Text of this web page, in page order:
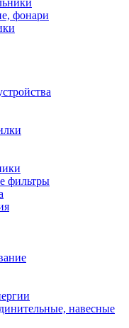
фонари
фильтры
навесные